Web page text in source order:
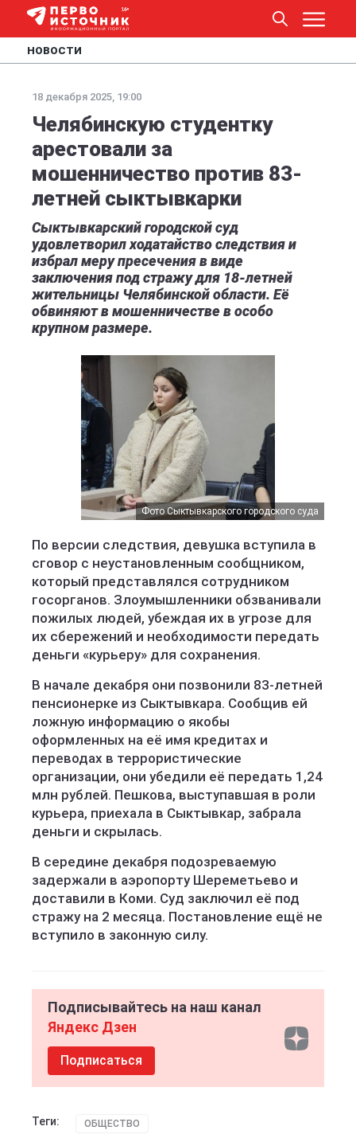
НОВОСТИ
18 декабря 2025, 19:00
Челябинскую студентку
арестовали за
мошенничество против 83-
летней сыктывкарки
Сыктывкарский городской суд
удовлетворил ходатайство следствия и
избрал меру пресечения в виде
заключения под стражу для 18-летней
жительницы Челябинской области. Её
обвиняют в мошенничестве в особо
крупном размере.
Фото Сыктывкарского городского суда
По версии следствия, девушка вступила в
сговор с неустановленным сообщником,
который представлялся сотрудником
госорганов. Злоумышленники обзванивали
пожилых людей, убеждая их в угрозе для
их сбережений и необходимости передать
деньги «курьеру» для сохранения.
В начале декабря они позвонили 83-летней
пенсионерке из Сыктывкара. Сообщив ей
ложную информацию о якобы
оформленных на её имя кредитах и
переводах в террористические
организации, они убедили её передать 1,24
млн рублей. Пешкова, выступавшая в роли
курьера, приехала в Сыктывкар, забрала
деньги и скрылась.
В середине декабря подозреваемую
задержали в аэропорту Шереметьево и
доставили в Коми. Суд заключил её под
стражу на 2 месяца. Постановление ещё не
вступило в законную силу.
Подписывайтесь на наш канал
Яндекс Дзен
Подписаться
Теги: ОБЩЕСТВО